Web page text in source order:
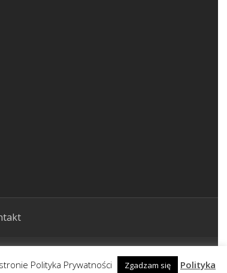
nie stanowią porady lekarskiej.
Polityka Prywatności Zgadzam się Polityka